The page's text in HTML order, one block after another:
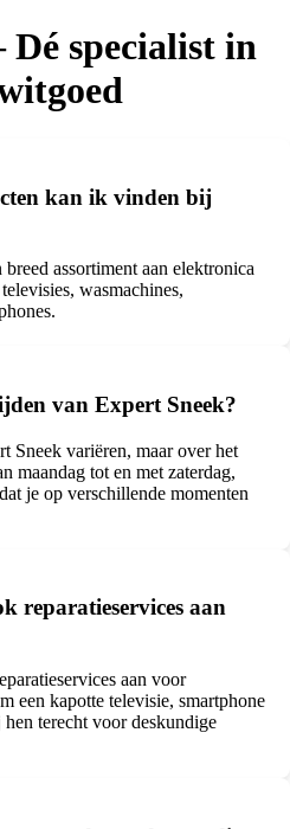
Dé specialist in
kan ik vinden bij
assortiment aan elektronica
wasmachines,
van Expert Sneek?
Sneek variëren, maar over het
maandag tot en met zaterdag,
je op verschillende momenten
reparatieservices aan
aan voor
een kapotte televisie, smartphone
terecht voor deskundige